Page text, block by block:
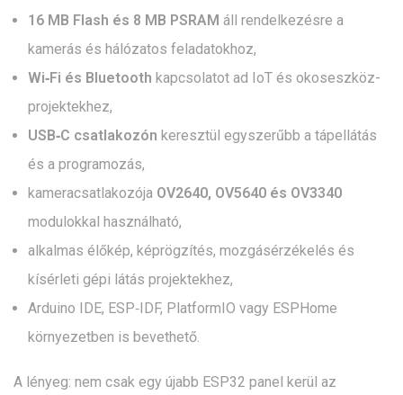
16 MB Flash és 8 MB PSRAM áll rendelkezésre a
kamerás és hálózatos feladatokhoz,
Wi‑Fi és Bluetooth kapcsolatot ad IoT és okoseszköz-
projektekhez,
USB‑C csatlakozón keresztül egyszerűbb a tápellátás
és a programozás,
kameracsatlakozója OV2640, OV5640 és OV3340
modulokkal használható,
alkalmas élőkép, képrögzítés, mozgásérzékelés és
kísérleti gépi látás projektekhez,
Arduino IDE, ESP‑IDF, PlatformIO vagy ESPHome
környezetben is bevethető.
A lényeg: nem csak egy újabb ESP32 panel kerül az